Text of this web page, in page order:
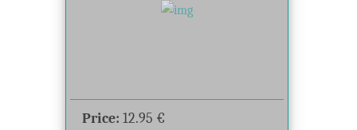
Price: 12.95 €